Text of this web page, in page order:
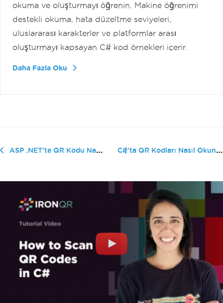
okuma ve oluşturmayı öğrenin. Makine öğrenimi
destekli okuma, hata düzeltme seviyeleri,
uluslararası karakterler ve platformlar arası
oluşturmayı kapsayan C# kod örnekleri içerir.
Daha Fazla Oku
ASP .NET'te QR Kodu Nasıl Tarama C#'ta QR Kodları Nasıl Okunur